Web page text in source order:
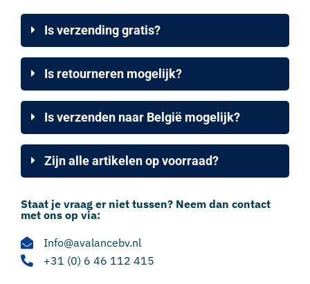
Is verzending gratis?
Is retourneren mogelijk?
Is verzenden naar België mogelijk?
Zijn alle artikelen op voorraad?
Staat je vraag er niet tussen? Neem dan contact
met ons op via:
Info@avalancebv.nl
+31 (0) 6 46 112 415